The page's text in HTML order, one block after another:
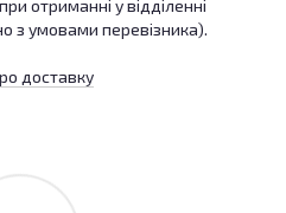
отриманні у відділенні
з умовами перевізника).
доставку